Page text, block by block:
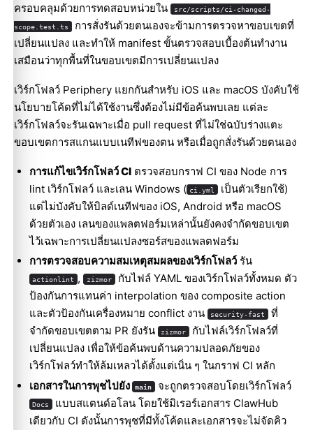
ครอบคลุมด้วยการทดสอบหน่วยใน
src/scripts/ci-changed-
scope.test.ts การสั่งรันด้วยตนเองจะข้ามการตรวจหาขอบเขตที่
เปลี่ยนแปลง และทำให้ manifest ขั้นตรวจสอบเบื้องต้นทำงาน
เสมือนว่าทุกพื้นที่ในขอบเขตมีการเปลี่ยนแปลง
เวิร์กโฟลว์ Periphery แยกกันสำหรับ iOS และ macOS บังคับใช้
นโยบายโค้ดที่ไม่ได้ใช้งานซึ่งต้องไม่มีข้อค้นพบเลย แต่ละ
เวิร์กโฟลว์จะรันเฉพาะเมื่อ pull request ที่ไม่ใช่ฉบับร่างแตะ
ขอบเขตการสแกนแบบเนทีฟของตน หรือเมื่อถูกสั่งรันด้วยตนเอง
การแก้ไขเวิร์กโฟลว์ CIตรวจสอบกราฟ CI ของ Node การ
lint เวิร์กโฟลว์ และเลน Windows ( ci.yml
เป็นตัวเรียกใช้)
แต่ไม่บังคับให้บิลด์เนทีฟของ iOS, Android หรือ macOS
ด้วยตัวเอง เลนของแพลตฟอร์มเหล่านั้นยังคงจำกัดขอบเขต
ไว้เฉพาะการเปลี่ยนแปลงซอร์สของแพลตฟอร์ม
การตรวจสอบความสมเหตุสมผลของเวิร์กโฟลว์รัน
actionlint , zizmor กับไฟล์ YAML ของเวิร์กโฟลว์ทั้งหมด ตัว
ป้องกันการแทนค่า interpolation ของ composite action
และตัวป้องกันเครื่องหมาย conflict งาน
security-fast
ที่
จำกัดขอบเขตตาม PR ยังรัน
zizmor
กับไฟล์เวิร์กโฟลว์ที่
เปลี่ยนแปลง เพื่อให้ข้อค้นพบด้านความปลอดภัยของ
เวิร์กโฟลว์ทำให้ล้มเหลวได้ตั้งแต่เนิ่น ๆ ในกราฟ CI หลัก
เอกสารในการพุชไปยัง
main จะถูกตรวจสอบโดยเวิร์กโฟลว์
Docs
แบบสแตนด์อโลน โดยใช้มิเรอร์เอกสาร ClawHub
เดียวกับ CI ดังนั้นการพุชที่มีทั้งโค้ดและเอกสารจะไม่จัดคิว